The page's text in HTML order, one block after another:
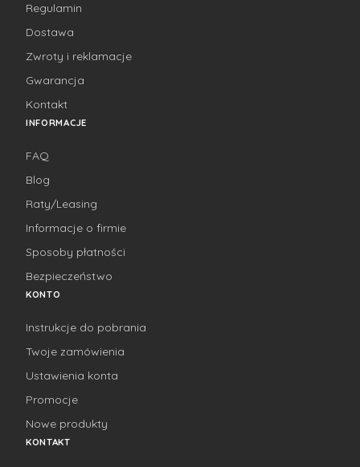
Regulamin
Dostawa
Zwroty i reklamacje
Gwarancja
Kontakt
INFORMACJE
FAQ
Blog
Raty/Leasing
Informacje o firmie
Sposoby płatności
Bezpieczeństwo
KONTO
Instrukcje do pobrania
Twoje zamówienia
Ustawienia konta
Promocje
Nowe produkty
KONTAKT